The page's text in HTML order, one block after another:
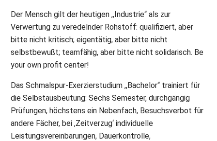
Der Mensch gilt der heutigen ,,Industrie“ als zur
Verwertung zu veredelnder Rohstoff: qualifiziert, aber
bitte nicht kritisch; eigentätig, aber bitte nicht
selbstbewußt; teamfähig, aber bitte nicht solidarisch. Be
your own profit center!
Das Schmalspur-Exerzierstudium ,,Bachelor“ trainiert für
die Selbstausbeutung: Sechs Semester, durchgängig
Prüfungen, höchstens ein Nebenfach, Besuchsverbot für
andere Fächer, bei ,Zeitverzug‘ individuelle
Leistungsvereinbarungen, Dauerkontrolle,